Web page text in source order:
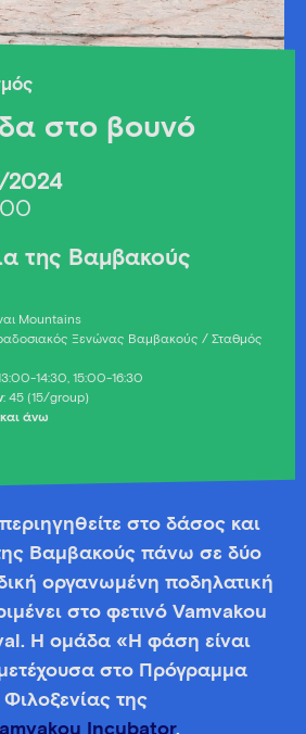
στο βουνό
της Βαμβακούς
Mountains
Ξενώνας Βαμβακούς / Σταθμός
14:30, 15:00-16:30
: 45 (15/group)
άνω
στο δάσος και
Βαμβακούς πάνω σε δύο
οργανωμένη ποδηλατική
στο φετινό Vamvakou
Η ομάδα «Η φάση είναι
στο Πρόγραμμα
της
Incubator,